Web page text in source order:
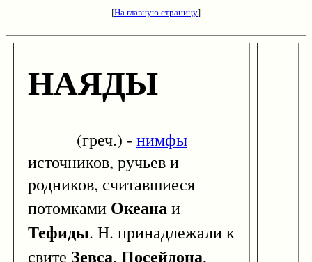
[На главную страницу]
НАЯДЫ
(греч.) - нимфы
источников, ручьев и
родников, считавшиеся
потомками Океанаи
Тефиды. Н. принадлежали к
свите Зевса, Посейдона,